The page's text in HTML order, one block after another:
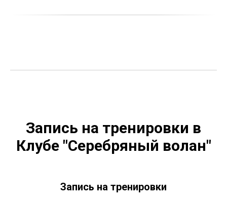
Запись на тренировки в
Клубе "Серебряный волан"
Запись на тренировки